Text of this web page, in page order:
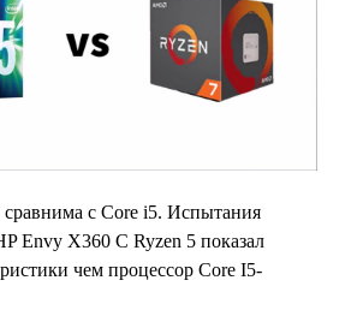
с Core i5. Испытания
Envy X360 С Ryzen 5 показал
чем процессор Core I5-